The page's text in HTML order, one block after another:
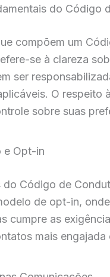
do Código
compõem um
se à clareza
ser
O respeito
sobre suas
e Opt-in
do Código de
de opt-in,
cumpre as
mais